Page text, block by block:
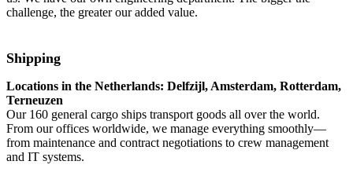
challenge, the greater our added value.
Shipping
Locations in the Netherlands: Delfzijl, Amsterdam, Rotterdam,
Terneuzen
Our 160 general cargo ships transport goods all over the world.
From our offices worldwide, we manage everything smoothly—
from maintenance and contract negotiations to crew management
and IT systems.